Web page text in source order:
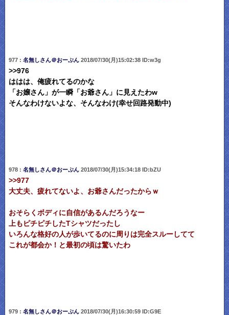
977 : 名無しさん＠おーぷん2018/07/30(月)15:02:38 ID:w3g
>>976
ははは、俺疲れてるのかな
「お嬢さん」が一瞬「お爺さん」に見えたわw
そんなわけないよな、そんなわけ(幸せ回路発動中)
978 : 名無しさん＠おーぷん2018/07/30(月)15:34:18 ID:bZU
>>977
大丈夫、疲れてないよ、お爺さんだったからｗ
おそらくボディに自信があるんだろうなー
上もピチピチしたTシャツだったし
いろんな格好の人が歩いてるのに周りは完全スルーしてて
これが都会か！と最初の頃は驚いたわ
979 : 名無しさん＠おーぷん2018/07/30(月)16:30:59 ID:G9E